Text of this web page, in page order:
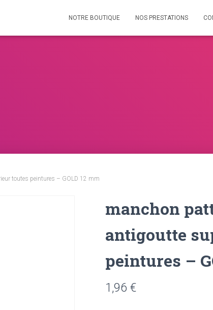
NOTRE BOUTIQUE NOS PRESTATIONS
toutes peintures – GOLD 12 mm
manchon
antigoutte
peintures –
1,96 €